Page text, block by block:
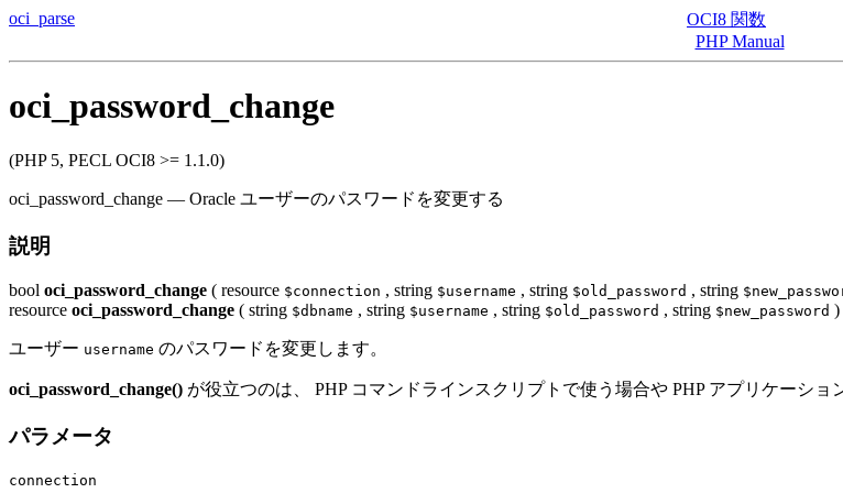
oci_parse
OCI8 関数
PHP Manual
oci_password_change
(PHP 5, PECL OCI8 >= 1.1.0)
oci_password_change — Oracle ユーザーのパスワードを変更する
説明
bool oci_password_change ( resource $connection , string $username , string $old_password , string
resource oci_password_change ( string $dbname , string $username , string $old_password , string $new_password )
ユーザー username のパスワードを変更します。
oci_password_change() が役立つのは、 PHP コマンドラインスクリプトで使う場合や PHP アプリケーショ
パラメータ
connection